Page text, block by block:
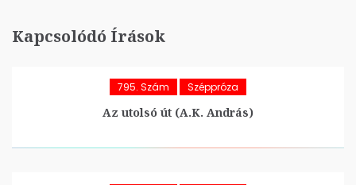
Kapcsolódó Írások
795. Szám Széppróza
Az utolsó út (A.K. András)